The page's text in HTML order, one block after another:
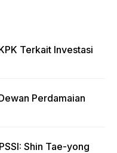
Terkait Investasi
Perdamaian
Shin Tae-yong